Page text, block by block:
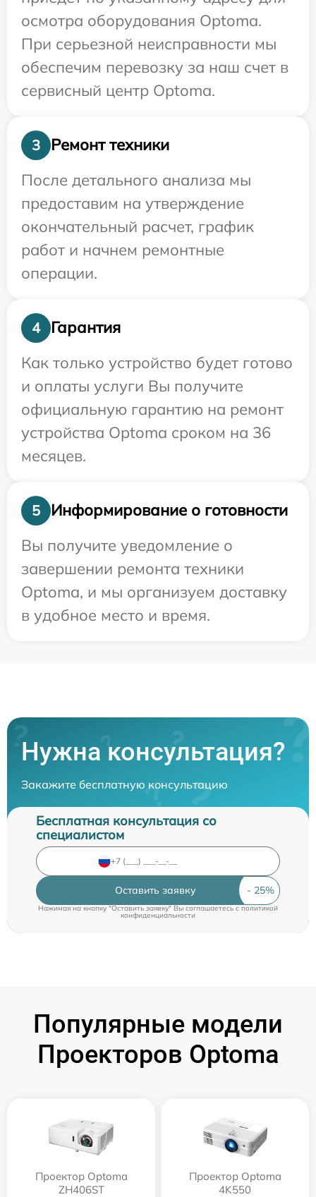
осмотра оборудования Optoma.
При серьезной неисправности мы
обеспечим перевозку за наш счет в
сервисный центр Optoma.
3
Ремонт техники
После детального анализа мы
предоставим на утверждение
окончательный расчет, график
работ и начнем ремонтные
операции.
4
Гарантия
Как только устройство будет готово
и оплаты услуги Вы получите
официальную гарантию на ремонт
устройства Optoma сроком на 36
месяцев.
5
Информирование о готовности
Вы получите уведомление о
завершении ремонта техники
Optoma, и мы организуем доставку
в удобное место и время.
Нужна консультация?
Закажите бесплатную консультацию
Бесплатная консультация со
специалистом
Оставить заявку
Нажимая на кнопку "Оставить заявку" Вы соглашаетесь cполитикой
конфиденциальности
Популярные модели
Проекторов Optoma
Проектор Optoma
ZH406ST
Проектор Optoma
4K550